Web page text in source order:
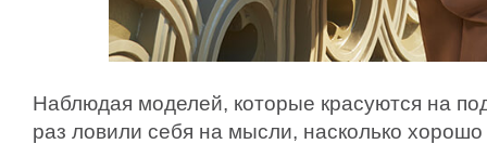
Наблюдая моделей, которые красуются на
раз ловили себя на мысли, насколько